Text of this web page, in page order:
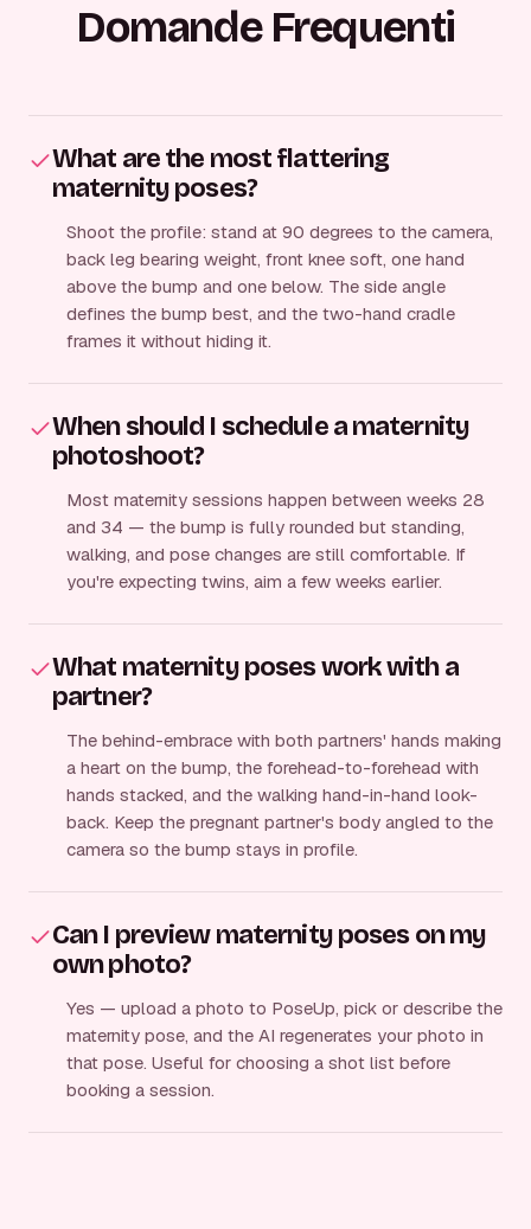
Domande Frequenti
What are the most flattering
maternity poses?
Shoot the profile: stand at 90 degrees to the camera,
back leg bearing weight, front knee soft, one hand
above the bump and one below. The side angle
defines the bump best, and the two-hand cradle
frames it without hiding it.
When should I schedule a maternity
photoshoot?
Most maternity sessions happen between weeks 28
and 34 — the bump is fully rounded but standing,
walking, and pose changes are still comfortable. If
you're expecting twins, aim a few weeks earlier.
What maternity poses work with a
partner?
The behind-embrace with both partners' hands making
a heart on the bump, the forehead-to-forehead with
hands stacked, and the walking hand-in-hand look-
back. Keep the pregnant partner's body angled to the
camera so the bump stays in profile.
Can I preview maternity poses on my
own photo?
Yes — upload a photo to PoseUp, pick or describe the
maternity pose, and the AI regenerates your photo in
that pose. Useful for choosing a shot list before
booking a session.